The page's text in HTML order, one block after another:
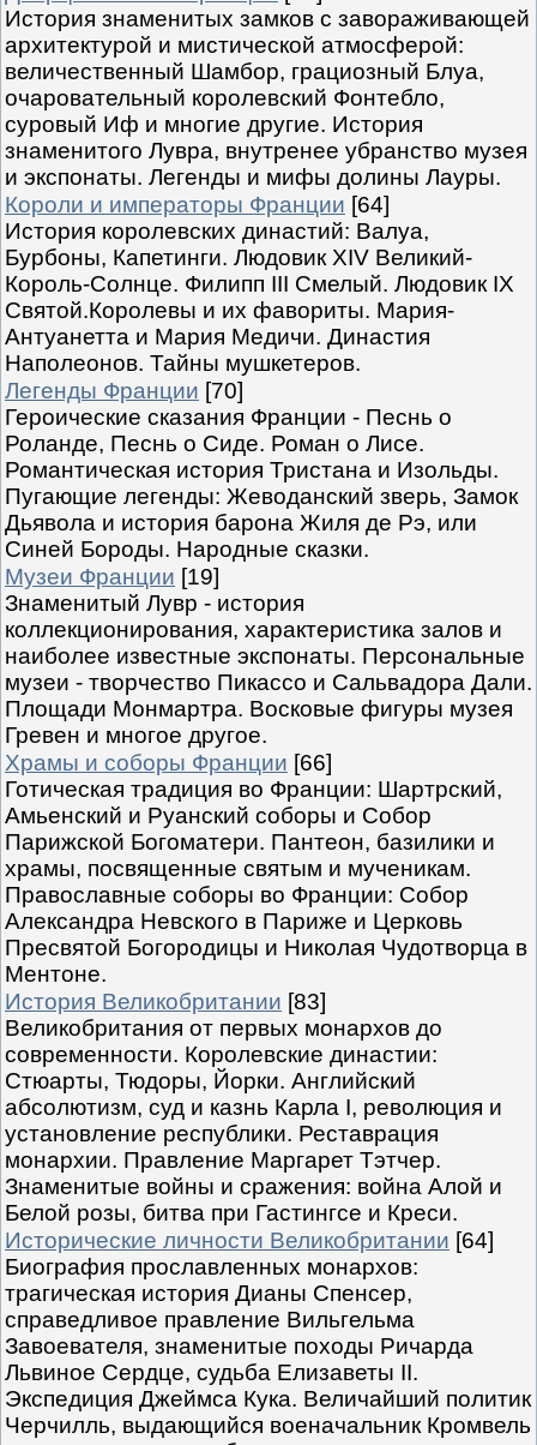
История знаменитых замков с завораживающей
архитектурой и мистической атмосферой:
величественный Шамбор, грациозный Блуа,
очаровательный королевский Фонтебло,
суровый Иф и многие другие. История
знаменитого Лувра, внутренее убранство музея
и экспонаты. Легенды и мифы долины Лауры.
Короли и императоры Франции [64]
История королевских династий: Валуа,
Бурбоны, Капетинги. Людовик XIV Великий-
Король-Солнце. Филипп III Смелый. Людовик IX
Святой.Королевы и их фавориты. Мария-
Антуанетта и Мария Медичи. Династия
Наполеонов. Тайны мушкетеров.
Легенды Франции [70]
Героические сказания Франции - Песнь о
Роланде, Песнь о Сиде. Роман о Лисе.
Романтическая история Тристана и Изольды.
Пугающие легенды: Жеводанский зверь, Замок
Дьявола и история барона Жиля де Рэ, или
Синей Бороды. Народные сказки.
Музеи Франции [19]
Знаменитый Лувр - история
коллекционирования, характеристика залов и
наиболее известные экспонаты. Персональные
музеи - творчество Пикассо и Сальвадора Дали.
Площади Монмартра. Восковые фигуры музея
Гревен и многое другое.
Храмы и соборы Франции [66]
Готическая традиция во Франции: Шартрский,
Амьенский и Руанский соборы и Собор
Парижской Богоматери. Пантеон, базилики и
храмы, посвященные святым и мученикам.
Православные соборы во Франции: Собор
Александра Невского в Париже и Церковь
Пресвятой Богородицы и Николая Чудотворца в
Ментоне.
История Великобритании [83]
Великобритания от первых монархов до
современности. Королевские династии:
Стюарты, Тюдоры, Йорки. Английский
абсолютизм, суд и казнь Карла I, революция и
установление республики. Реставрация
монархии. Правление Маргарет Тэтчер.
Знаменитые войны и сражения: война Алой и
Белой розы, битва при Гастингсе и Креси.
Исторические личности Великобритании [64]
Биография прославленных монархов:
трагическая история Дианы Спенсер,
справедливое правление Вильгельма
Завоевателя, знаменитые походы Ричарда
Львиное Сердце, судьба Елизаветы II.
Экспедиция Джеймса Кука. Величайший политик
Черчилль, выдающийся военачальник Кромвель